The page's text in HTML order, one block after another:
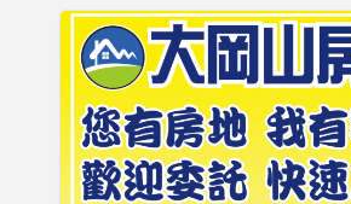
收
專
0979003999
專
處
北
高
雄